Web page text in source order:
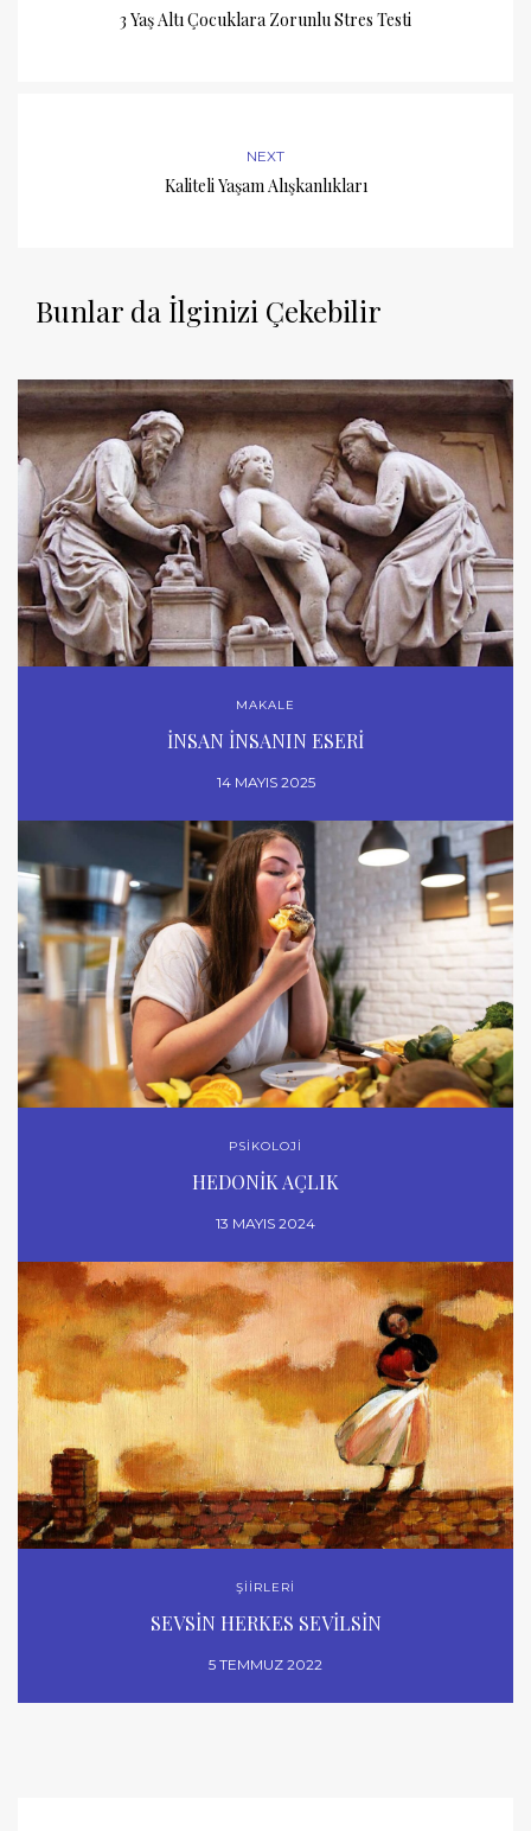
3 Yaş Altı Çocuklara Zorunlu Stres Testi
NEXT
Kaliteli Yaşam Alışkanlıkları
Bunlar da İlginizi Çekebilir
MAKALE
İNSAN İNSANIN ESERİ
14 MAYIS 2025
PSİKOLOJİ
HEDONİK AÇLIK
13 MAYIS 2024
ŞİİRLERİ
SEVSİN HERKES SEVİLSİN
5 TEMMUZ 2022